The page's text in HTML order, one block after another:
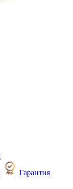
Гарантия